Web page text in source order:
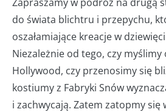
do świata blichtru i przepychu,
oszałamiające kreacje w
Niezależnie od tego, czy myślimy
Hollywood, czy przenosimy się
kostiumy z Fabryki Snów
i zachwycają. Zatem zatopmy się